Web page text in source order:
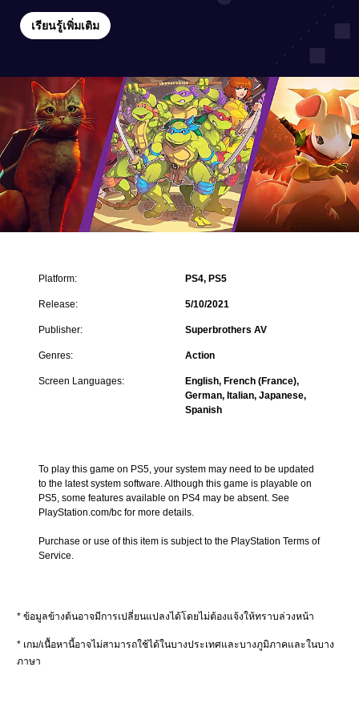
เรียนรู้เพิ่มเติม
Platform: PS4, PS5
Release: 5/10/2021
Publisher: Superbrothers AV
Genres: Action
Screen Languages:
English, French (France),
German, Italian, Japanese,
Spanish
To play this game on PS5, your system may need to be updated
to the latest system software. Although this game is playable on
PS5, some features available on PS4 may be absent. See
PlayStation.com/bc for more details.
Purchase or use of this item is subject to the PlayStation Terms of
Service.
* ข้อมูลข้างต้นอาจมีการเปลี่ยนแปลงได้โดยไม่ต้องแจ้งให้ทราบล่วงหน้า
* เกม/เนื้อหานี้อาจไม่สามารถใช้ได้ในบางประเทศและบางภูมิภาคและในบาง
ภาษา